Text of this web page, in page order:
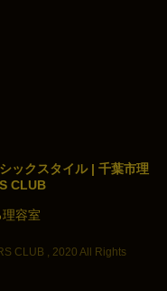
ックスタイル | 千葉市理
CLUB
容室
CLUB , 2020 All Rights